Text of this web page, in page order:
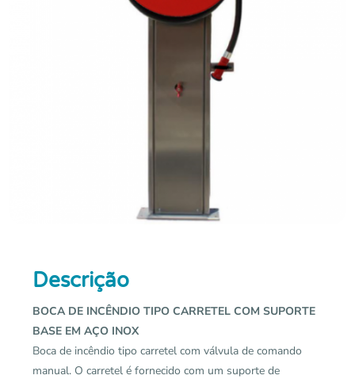
Descrição
BOCA DE INCÊNDIO TIPO CARRETEL COM SUPORTE
BASE EM AÇO INOX
Boca de incêndio tipo carretel com válvula de comando
manual. O carretel é fornecido com um suporte de